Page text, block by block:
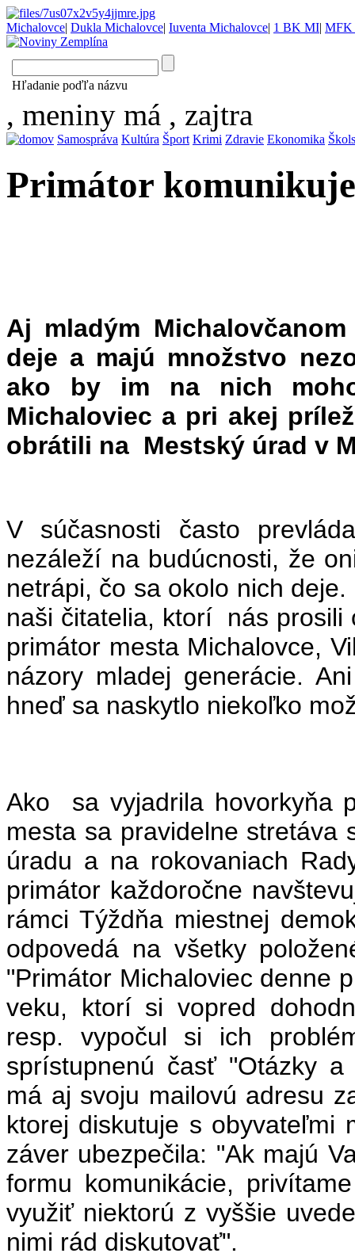
Michalovce| Dukla Michalovce| Iuventa Michalovce| 1 BK MI| MFK
Hľadanie poďľa názvu
, meniny má , zajtra
Samospráva Kultúra Šport Krimi Zdravie Ekonomika
Primátor
Aj mladým
deje a majú množstvo
ako by im na nich
Michaloviec a pri akej
obrátili na Mestský úrad v
V súčasnosti často
nezáleží na budúcnosti, že
netrápi, čo sa okolo nich
naši čitatelia, ktorí nás prosili
primátor mesta Michalovce,
názory mladej generácie.
hneď sa naskytlo niekoľko
Ako sa vyjadrila hovorkyňa
mesta sa pravidelne stretáva
úradu a na rokovaniach
primátor každoročne
rámci Týždňa miestnej
odpovedá na všetky
"Primátor Michaloviec denne
veku, ktorí si vopred
resp. vypočul si ich
sprístupnenú časť "Otázky
má aj svoju mailovú adresu
ktorej diskutuje s obyvateľmi
záver ubezpečila: "Ak majú
formu komunikácie,
využiť niektorú z vyššie
nimi rád diskutovať".